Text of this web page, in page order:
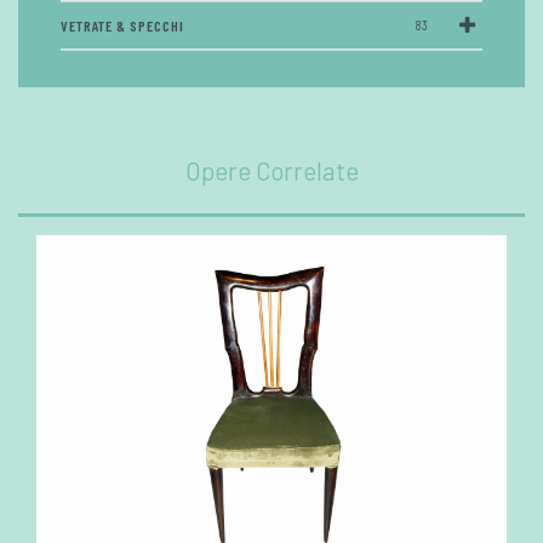
VETRATE & SPECCHI 83
Opere Correlate